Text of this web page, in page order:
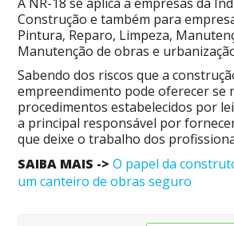
Construção e também para
Pintura, Reparo, Limpeza,
Manutenção de obras e
Sabendo dos riscos que a
empreendimento pode oferecer se
procedimentos estabelecidos por
a principal responsável por
que deixe o trabalho dos
SAIBA MAIS ->O papel da
um canteiro de obras seguro